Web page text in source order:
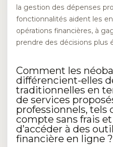
la gestion des dépenses
fonctionnalités aident les
opérations financières, à
prendre des décisions plus
Comment les
différencient-elles
traditionnelles en
de services
professionnels, tels
compte sans frais
d’accéder à des
financière en ligne ?